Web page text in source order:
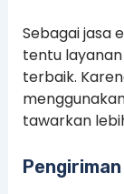
Sebagai jasa
tentu
terbaik.
tawarkan